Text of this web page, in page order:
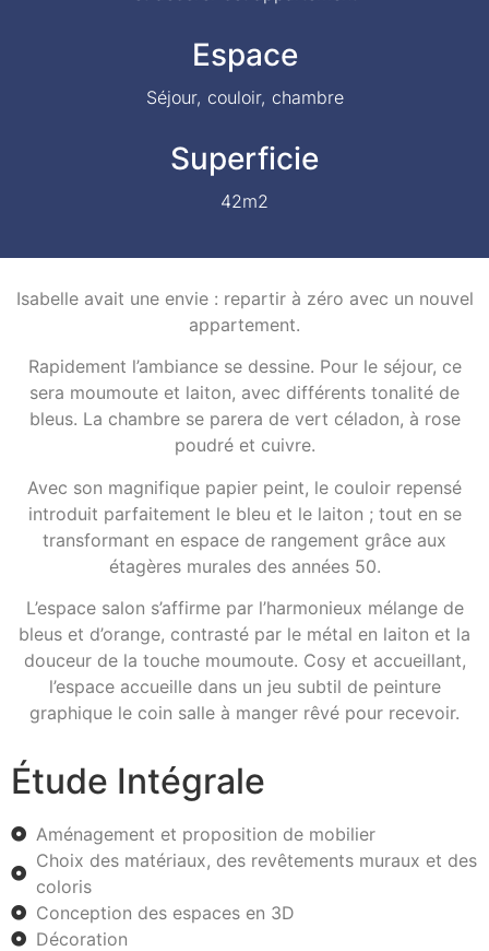
Espace
Séjour, couloir, chambre
Superficie
42m2
Isabelle avait une envie : repartir à zéro avec un nouvel
appartement.
Rapidement l’ambiance se dessine. Pour le séjour, ce
sera moumoute et laiton, avec différents tonalité de
bleus. La chambre se parera de vert céladon, à rose
poudré et cuivre.
Avec son magnifique papier peint, le couloir repensé
introduit parfaitement le bleu et le laiton ; tout en se
transformant en espace de rangement grâce aux
étagères murales des années 50.
L’espace salon s’affirme par l’harmonieux mélange de
bleus et d’orange, contrasté par le métal en laiton et la
douceur de la touche moumoute. Cosy et accueillant,
l’espace accueille dans un jeu subtil de peinture
graphique le coin salle à manger rêvé pour recevoir.
Étude Intégrale
Aménagement et proposition de mobilier
Choix des matériaux, des revêtements muraux et des
coloris
Conception des espaces en 3D
Décoration